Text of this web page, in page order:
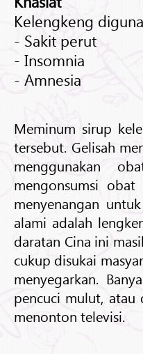
Kelengkeng
- Sakit perut
- Insomnia
- Amnesia
Meminum sirup
tersebut. Gelisah
menggunakan
mengonsumsi
menyenangan
alami adalah
daratan Cina ini
cukup disukai
menyegarkan.
pencuci mulut,
menonton televisi.